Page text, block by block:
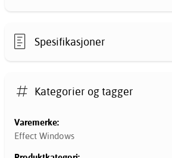
Spesifikasjoner
Kategorier og tagger
Varemerke:
Effect Windows